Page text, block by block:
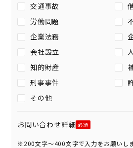
交通事故
労働問題
企業法務
会社設立
知的財産
刑事事件
その他
お問い合わせ詳細
※200文字〜400文字で入力をお願いし